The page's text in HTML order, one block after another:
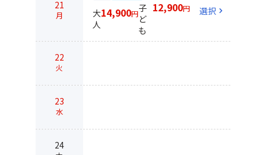
21
月
大
人
14,900円子
ど
も
12,900円 選択 chevron_right
22
火
23
水
24